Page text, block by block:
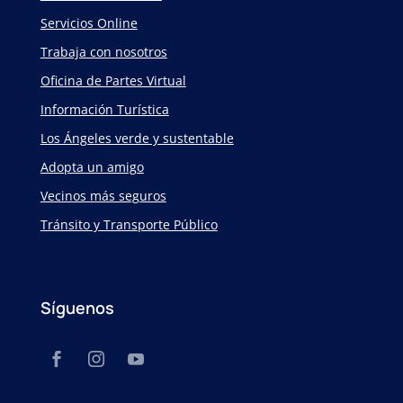
Servicios Online
Trabaja con nosotros
Oficina de Partes Virtual
Información Turística
Los Ángeles verde y sustentable
Adopta un amigo
Vecinos más seguros
Tránsito y Transporte Público
Síguenos